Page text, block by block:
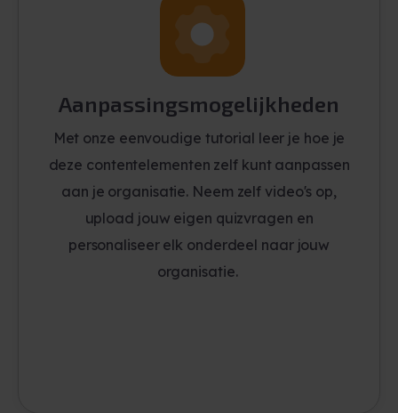
Aanpassingsmogelijkheden
Met onze eenvoudige tutorial leer je hoe je
deze contentelementen zelf kunt aanpassen
aan je organisatie. Neem zelf video's op,
upload jouw eigen quizvragen en
personaliseer elk onderdeel naar jouw
organisatie.